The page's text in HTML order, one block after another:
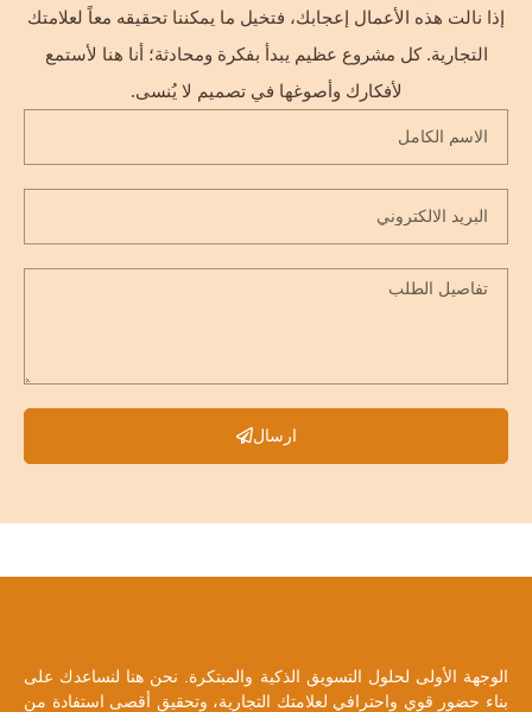
إذا نالت هذه الأعمال إعجابك، فتخيل ما يمكننا تحقيقه معاً لعلامتك
التجارية. كل مشروع عظيم يبدأ بفكرة ومحادثة؛ أنا هنا لأستمع
لأفكارك وأصوغها في تصميم لا يُنسى.
ارسال
الوجهة الأولى لحلول التسويق الذكية والمبتكرة. نحن هنا لنساعدك على
بناء حضور قوي واحترافي لعلامتك التجارية، وتحقيق أقصى استفادة من